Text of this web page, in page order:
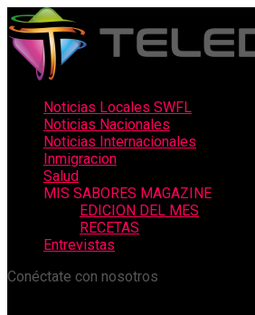
Noticias Locales SWFL
Noticias Nacionales
Noticias Internacionales
Inmigracion
Salud
MIS SABORES MAGAZINE
EDICION DEL MES
RECETAS
Entrevistas
Conéctate con nosotros